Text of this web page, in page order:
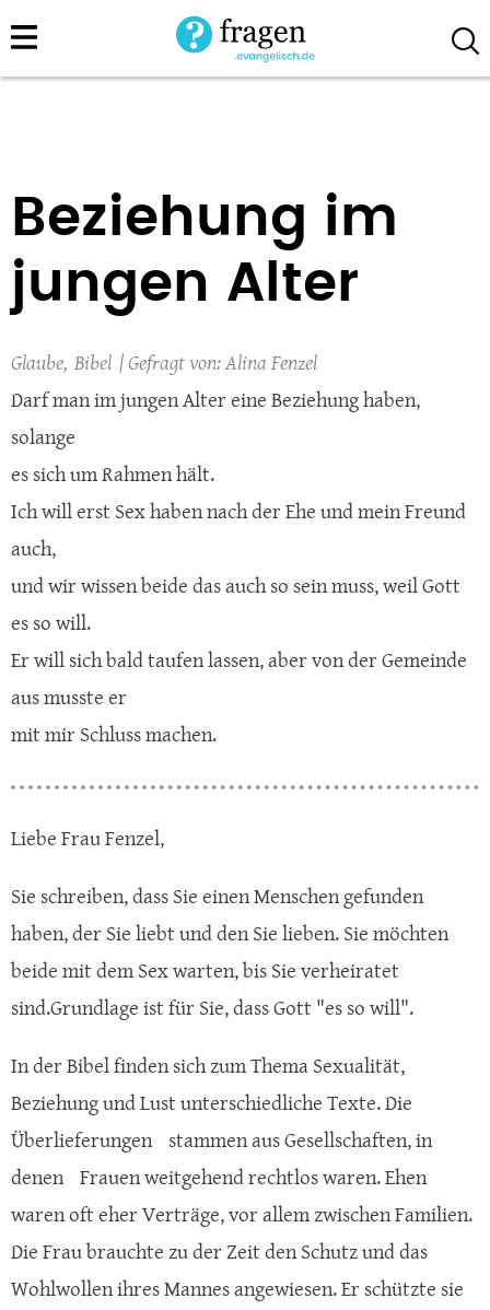
Direkt
zum
Beziehung im
jungen Alter
Glaube Bibel
Alina Fenzel
Darf man im jungen Alter eine Beziehung haben,
solange
es sich um Rahmen hält.
Ich will erst Sex haben nach der Ehe und mein Freund
auch,
und wir wissen beide das auch so sein muss, weil Gott
es so will.
Er will sich bald taufen lassen, aber von der Gemeinde
aus musste er
mit mir Schluss machen.
Liebe Frau Fenzel,
Sie schreiben, dass Sie einen Menschen gefunden
haben, der Sie liebt und den Sie lieben. Sie möchten
beide mit dem Sex warten, bis Sie verheiratet
sind.Grundlage ist für Sie, dass Gott "es so will".
In der Bibel finden sich zum Thema Sexualität,
Beziehung und Lust unterschiedliche Texte. Die
Überlieferungen stammen aus Gesellschaften, in
denen Frauen weitgehend rechtlos ­waren. Ehen
waren oft eher Verträge, vor allem zwischen Familien.
Die Frau brauchte zu der Zeit den Schutz und das
Wohlwollen ihres Mannes angewiesen. Er schützte sie